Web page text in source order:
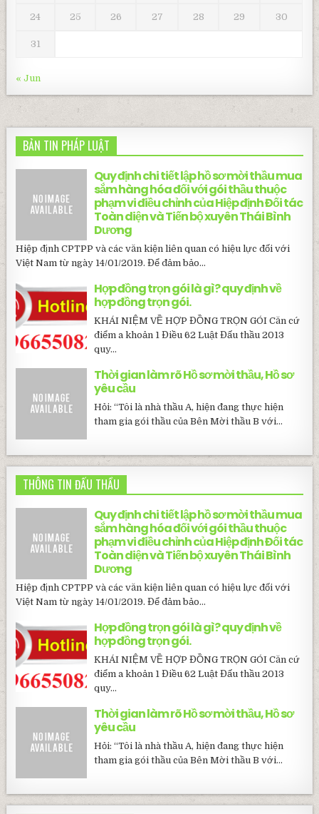
24 25 26 27 28 29 30
31
« Jun
BẢN TIN PHÁP LUẬT
Quy định chi tiết lập hồ sơ mời thầu mua
sắm hàng hóa đối với gói thầu thuộc
phạm vi điều chỉnh của Hiệp định Đối tác
Toàn diện và Tiến bộ xuyên Thái Bình
Dương
Hiệp định CPTPP và các văn kiện liên quan có hiệu lực đối với
Việt Nam từ ngày 14/01/2019. Để đảm bảo...
Hợp đồng trọn gói là gì? quy định về
hợp đồng trọn gói.
KHÁI NIỆM VỀ HỢP ĐỒNG TRỌN GÓI Căn cứ
điểm a khoản 1 Điều 62 Luật Đấu thầu 2013
quy...
Thời gian làm rõ Hồ sơ mời thầu, Hồ sơ
yêu cầu
Hỏi: “Tôi là nhà thầu A, hiện đang thực hiện
tham gia gói thầu của Bên Mời thầu B với...
THÔNG TIN ĐẤU THẦU
Quy định chi tiết lập hồ sơ mời thầu mua
sắm hàng hóa đối với gói thầu thuộc
phạm vi điều chỉnh của Hiệp định Đối tác
Toàn diện và Tiến bộ xuyên Thái Bình
Dương
Hiệp định CPTPP và các văn kiện liên quan có hiệu lực đối với
Việt Nam từ ngày 14/01/2019. Để đảm bảo...
Hợp đồng trọn gói là gì? quy định về
hợp đồng trọn gói.
KHÁI NIỆM VỀ HỢP ĐỒNG TRỌN GÓI Căn cứ
điểm a khoản 1 Điều 62 Luật Đấu thầu 2013
quy...
Thời gian làm rõ Hồ sơ mời thầu, Hồ sơ
yêu cầu
Hỏi: “Tôi là nhà thầu A, hiện đang thực hiện
tham gia gói thầu của Bên Mời thầu B với...